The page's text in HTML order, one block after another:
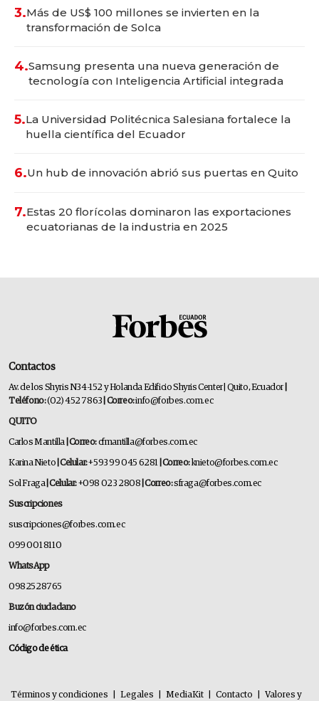
3.Más de US$ 100 millones se invierten en la
transformación de Solca
4.Samsung presenta una nueva generación de
tecnología con Inteligencia Artificial integrada
5.La Universidad Politécnica Salesiana fortalece la
huella científica del Ecuador
6.Un hub de innovación abrió sus puertas en Quito
7.Estas 20 florícolas dominaron las exportaciones
ecuatorianas de la industria en 2025
Contactos
Av. de los Shyris N34-152 y Holanda Edificio Shyris Center | Quito, Ecuador
Teléfono:(02) 452 7863 | Correo:info@forbes.com.ec
QUITO
Carlos Mantilla | Correo:cfmantilla@forbes.com.ec
Karina Nieto | Celular:+593 99 045 6281 | Correo:knieto@forbes.com.ec
Sol Fraga| Celular:+098 023 2808 | Correo:sfraga@forbes.com.ec
Suscripciones
suscripciones@forbes.com.ec
099 001 8110
WhatsApp
0982528765
Buzón ciudadano
info@forbes.com.ec
Código de ética
Términos y condiciones Legales MediaKit Contacto Valores y